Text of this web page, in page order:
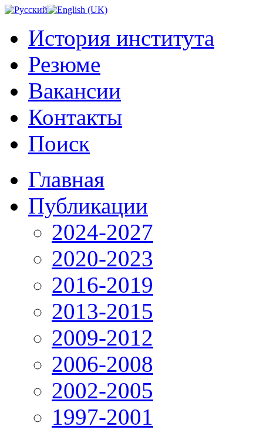
История института
Резюме
Вакансии
Контакты
Поиск
Главная
Публикации
2024-2027
2020-2023
2016-2019
2013-2015
2009-2012
2006-2008
2002-2005
1997-2001